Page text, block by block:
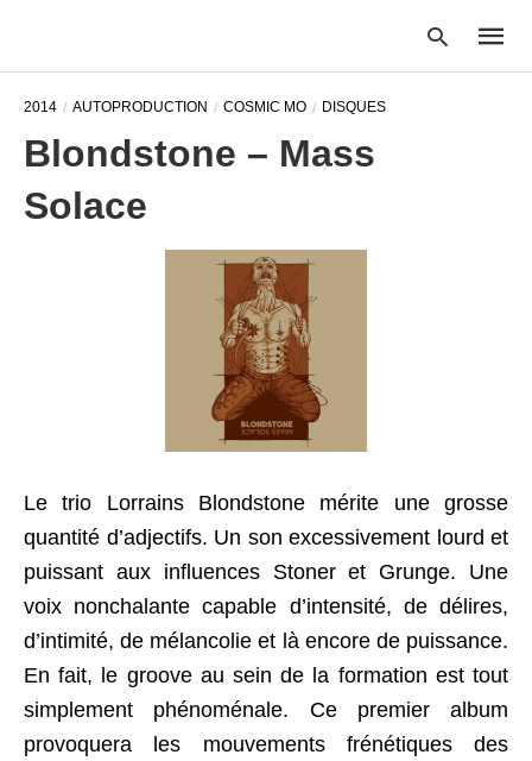
2014 AUTOPRODUCTION COSMIC MO DISQUES
Blondstone – Mass
Solace
Le trio Lorrains Blondstone mérite une grosse
quantité d’adjectifs. Un son excessivement lourd et
puissant aux influences Stoner et Grunge. Une
voix nonchalante capable d’intensité, de délires,
d’intimité, de mélancolie et là encore de puissance.
En fait, le groove au sein de la formation est tout
simplement phénoménale. Ce premier album
provoquera les mouvements frénétiques des